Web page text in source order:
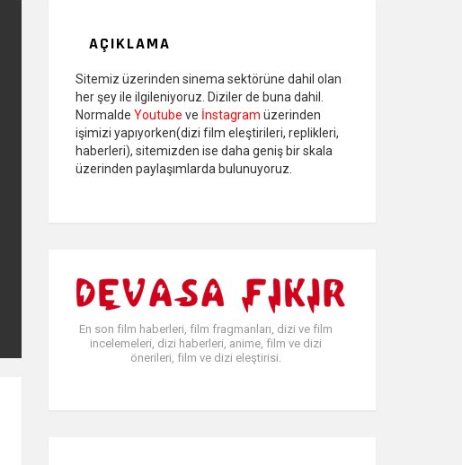
AÇIKLAMA
Sitemiz üzerinden sinema sektörüne dahil olan
her şey ile ilgileniyoruz. Diziler de buna dahil.
Normalde Youtube ve İnstagram üzerinden
işimizi yapıyorken(dizi film eleştirileri, replikleri,
haberleri), sitemizden ise daha geniş bir skala
üzerinden paylaşımlarda bulunuyoruz.
En son film haberleri, film fragmanları, dizi ve film
incelemeleri, dizi haberleri, anime, film ve dizi
önerileri, film ve dizi eleştirisi.